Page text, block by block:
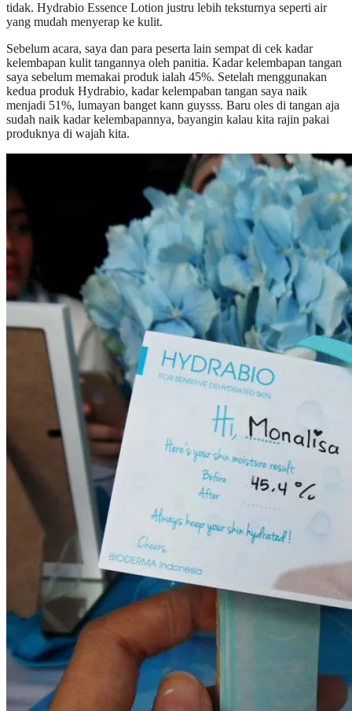
tidak. Hydrabio Essence Lotion justru lebih teksturnya seperti air
yang mudah menyerap ke kulit.
Sebelum acara, saya dan para peserta lain sempat di cek kadar
kelembapan kulit tangannya oleh panitia. Kadar kelembapan tangan
saya sebelum memakai produk ialah 45%. Setelah menggunakan
kedua produk Hydrabio, kadar kelempaban tangan saya naik
menjadi 51%, lumayan banget kann guysss. Baru oles di tangan aja
sudah naik kadar kelembapannya, bayangin kalau kita rajin pakai
produknya di wajah kita.